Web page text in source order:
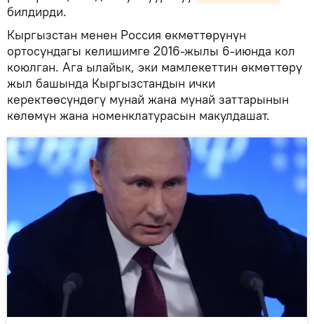
билдирди.
Кыргызстан менен Россия өкмөттөрүнүн
ортосундагы келишимге 2016-жылы 6-июнда кол
коюлган. Ага ылайык, эки мамлекеттин өкмөттөрү
жыл башында Кыргызстандын ички
керектөөсүндөгү мунай жана мунай заттарынын
көлөмүн жана номенклатурасын макулдашат.